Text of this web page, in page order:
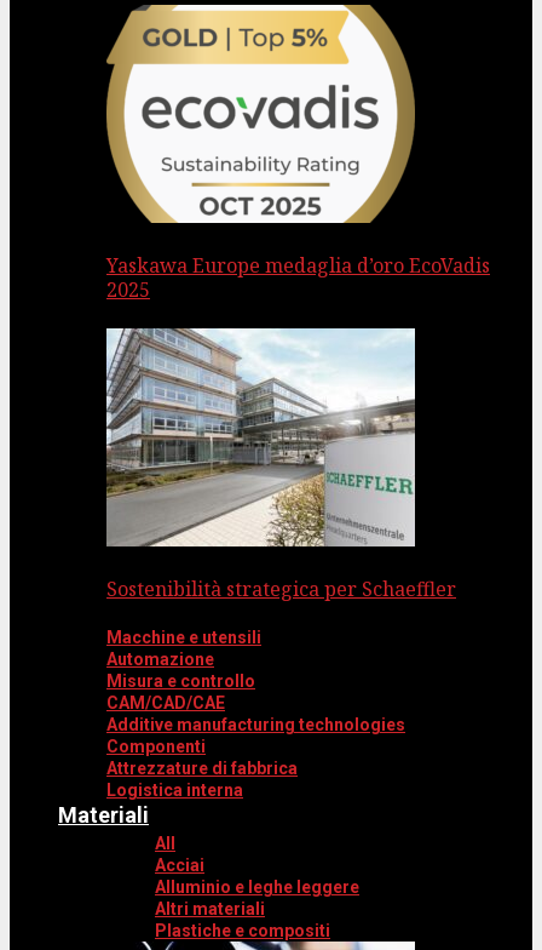
Yaskawa Europe medaglia d’oro EcoVadis
2025
Sostenibilità strategica per Schaeffler
Macchine e utensili
Automazione
Misura e controllo
CAM/CAD/CAE
Additive manufacturing technologies
Componenti
Attrezzature di fabbrica
Logistica interna
Materiali
All
Acciai
Alluminio e leghe leggere
Altri materiali
Plastiche e compositi